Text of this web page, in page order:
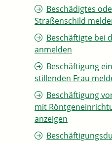
Beschädigtes
Straßenschild
Beschäftigte bei
anmelden
Beschäftigung
stillenden Frau
Beschäftigung
mit
anzeigen